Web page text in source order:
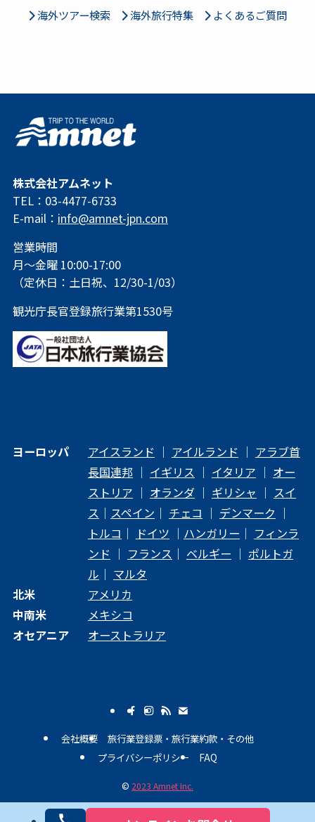
海外ツアー検索 海外旅行特集 よくあるご質問
株式会社アムネット
TEL：03-4477-6733
E-mail： info@amnet-jpn.com
営業時間
月～金曜 10:00-17:00
（定休日：土日祝、12/30-1/03）
観光庁長官登録旅行業第1530号
ヨーロッパ アイスランド ｜ アイルランド ｜ アラブ首
長国連邦｜ イギリス ｜ イタリア ｜ オー
ストリア ｜ オランダ｜ ギリシャ ｜ スイ
ス ｜ スペイン ｜ チェコ ｜ デンマーク ｜
トルコ ｜ ドイツ ｜ ハンガリー ｜ フィンラ
ンド ｜ フランス ｜ ベルギー ｜ ポルトガ
ル ｜ マルタ
北米
アメリカ
中南米
メキシコ
オセアニア
オーストラリア
会社概要
旅行業登録票・旅行業約款・その他
プライバシーポリシー
FAQ
© 2023 Amnet Inc.